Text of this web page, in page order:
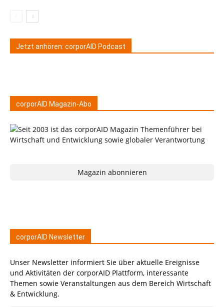
Jetzt anhören: corporAID Podcast
corporAID Magazin-Abo
Magazin abonnieren
corporAID Newsletter
Unser Newsletter informiert Sie über aktuelle Ereignisse
und Aktivitäten der corporAID Plattform, interessante
Themen sowie Veranstaltungen aus dem Bereich Wirtschaft
& Entwicklung.